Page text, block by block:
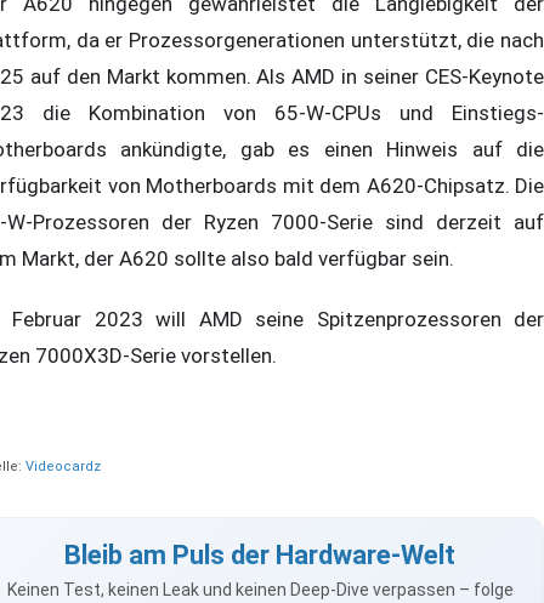
da er Prozessorgenerationen unterstützt, die nach
auf den Markt kommen. Als AMD in seiner CES-Keynote
die Kombination von 65-W-CPUs und Einstiegs-
ankündigte, gab es einen Hinweis auf die
von Motherboards mit dem A620-Chipsatz. Die
W-Prozessoren der Ryzen 7000-Serie sind derzeit auf
Markt, der A620 sollte also bald verfügbar sein.
Februar 2023 will AMD seine Spitzenprozessoren der
7000X3D-Serie vorstellen.
Videocardz
Bleib am Puls der Hardware-Welt
Keinen Test, keinen Leak und keinen Deep-Dive verpassen – folge